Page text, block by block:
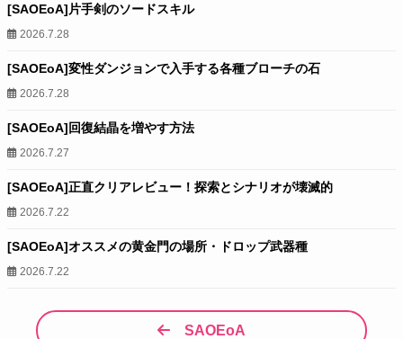
[SAOEoA]片手剣のソードスキル
2026.7.28
[SAOEoA]変性ダンジョンで入手する各種ブローチの石
2026.7.28
[SAOEoA]回復結晶を増やす方法
2026.7.27
[SAOEoA]正直クリアレビュー！探索とシナリオが壊滅的
2026.7.22
[SAOEoA]オススメの黄金門の場所・ドロップ武器種
2026.7.22
SAOEoA